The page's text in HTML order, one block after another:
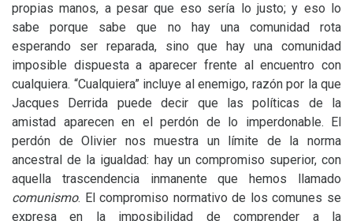
propias manos, a pesar que eso sería lo justo; y eso lo
sabe porque sabe que no hay una comunidad rota
esperando ser reparada, sino que hay una comunidad
imposible dispuesta a aparecer frente al encuentro con
cualquiera. “Cualquiera” incluye al enemigo, razón por la que
Jacques Derrida puede decir que las políticas de la
amistad aparecen en el perdón de lo imperdonable. El
perdón de Olivier nos muestra un límite de la norma
ancestral de la igualdad: hay un compromiso superior, con
aquella trascendencia inmanente que hemos llamado
comunismo. El compromiso normativo de los comunes se
expresa en la imposibilidad de comprender a la